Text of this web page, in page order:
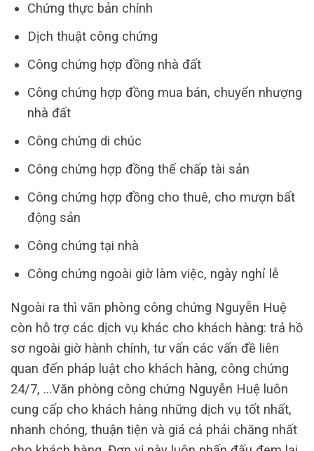
Chứng thực bản chính
Dịch thuật công chứng
Công chứng hợp đồng nhà đất
Công chứng hợp đồng mua bán, chuyển nhượng
nhà đất
Công chứng di chúc
Công chứng hợp đồng thế chấp tài sản
Công chứng hợp đồng cho thuê, cho mượn bất
động sản
Công chứng tại nhà
Công chứng ngoài giờ làm việc, ngày nghỉ lễ
Ngoài ra thì văn phòng công chứng Nguyễn Huệ
còn hỗ trợ các dịch vụ khác cho khách hàng: trả hồ
sơ ngoài giờ hành chính, tư vấn các vấn đề liên
quan đến pháp luật cho khách hàng, công chứng
24/7, …Văn phòng công chứng Nguyễn Huệ luôn
cung cấp cho khách hàng những dịch vụ tốt nhất,
nhanh chóng, thuận tiện và giá cả phải chăng nhất